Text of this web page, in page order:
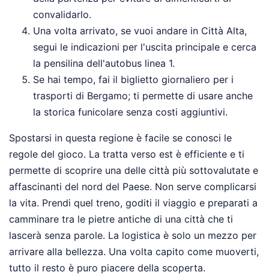
convalidarlo.
Una volta arrivato, se vuoi andare in Città Alta,
segui le indicazioni per l'uscita principale e cerca
la pensilina dell'autobus linea 1.
Se hai tempo, fai il biglietto giornaliero per i
trasporti di Bergamo; ti permette di usare anche
la storica funicolare senza costi aggiuntivi.
Spostarsi in questa regione è facile se conosci le
regole del gioco. La tratta verso est è efficiente e ti
permette di scoprire una delle città più sottovalutate e
affascinanti del nord del Paese. Non serve complicarsi
la vita. Prendi quel treno, goditi il viaggio e preparati a
camminare tra le pietre antiche di una città che ti
lascerà senza parole. La logistica è solo un mezzo per
arrivare alla bellezza. Una volta capito come muoverti,
tutto il resto è puro piacere della scoperta.